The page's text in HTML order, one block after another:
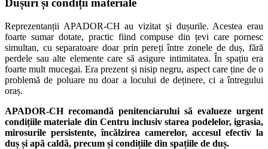
Dușuri și condiții materiale
Reprezentanții APADOR-CH au vizitat și dușurile. Acestea erau
foarte sumar dotate, practic fiind compuse din țevi care pornesc
simultan, cu separatoare doar prin pereți între zonele de duș, fără
perdele sau alte elemente care să asigure intimitatea. În spațiu era
foarte mult mucegai. Era prezent și nisip negru, aspect care ține de o
problemă de poluare nu doar a locului de deținere, ci a întregului
oraș.
APADOR-CH recomandă penitenciarului să evalueze urgent
condițiile materiale din Centru inclusiv starea podelelor, igrasia,
mirosurile persistente, încălzirea camerelor, accesul efectiv la
duș și apă caldă, precum și condițiile din spațiile de duș.